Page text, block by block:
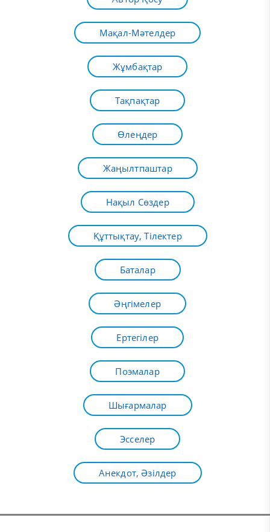
Мақал-Мәтелдер
Жұмбақтар
Тақпақтар
Өлеңдер
Жаңылтпаштар
Нақыл Сөздер
Құттықтау, Тілектер
Баталар
Әңгімелер
Ертегілер
Поэмалар
Шығармалар
Эсселер
Анекдот, Әзілдер